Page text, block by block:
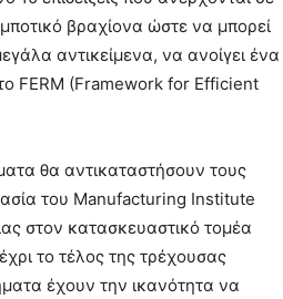
βραχίονα ώστε να μπορεί
αντικείμενα, να ανοίγει ένα
FERM (Framework for Efficient
θα αντικαταστήσουν τους
του Manufacturing Institute
στον κατασκευαστικό τομέα
το τέλος της τρέχουσας
έχουν την ικανότητα να